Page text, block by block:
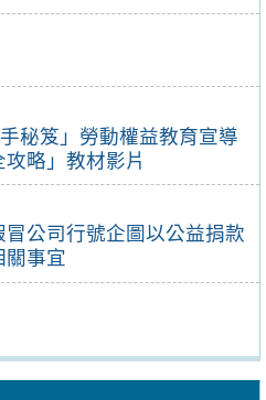
秘笈」勞動權益教育宣導
略」教材影片
公司行號企圖以公益捐款
關事宜